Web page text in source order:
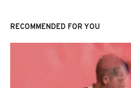
RECOMMENDED FOR YOU